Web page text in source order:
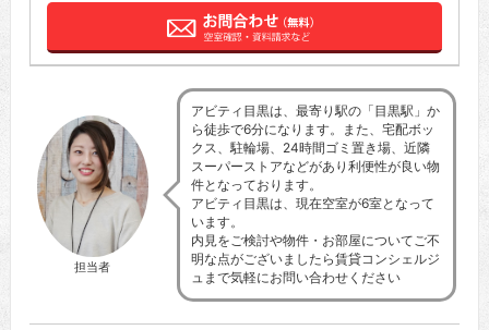
担当者
アビティ目黒は、最寄り駅の「目黒駅」か
ら徒歩で6分になります。また、宅配ボッ
クス、駐輪場、24時間ゴミ置き場、近隣
スーパーストアなどがあり利便性が良い物
件となっております。
アビティ目黒は、現在空室が6室となって
います。
内見をご検討や物件・お部屋についてご不
明な点がございましたら賃貸コンシェルジ
ュまで気軽にお問い合わせください